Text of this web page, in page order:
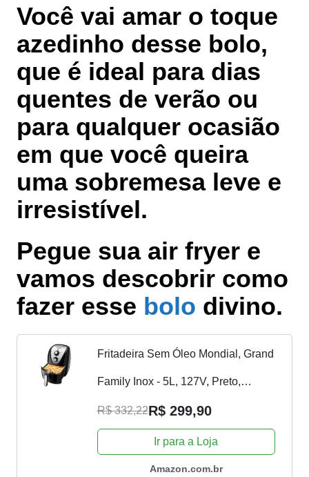
Você vai amar o toque
azedinho desse bolo,
que é ideal para dias
quentes de verão ou
para qualquer ocasião
em que você queira
uma sobremesa leve e
irresistível.
Pegue sua air fryer e
vamos descobrir como
fazer esse bolo divino.
Fritadeira Sem Óleo Mondial, Grand
Family Inox - 5L, 127V, Preto,
1900W - AFN-50-BI
R$ 332,22R$ 299,90
Ir para a Loja
Amazon.com.br